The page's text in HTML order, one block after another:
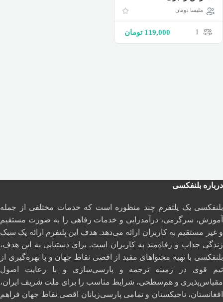
ملیسا دومان
1
119,000 تومان
درباره بلنفکسی
بلنفکسی یک پلتفرم چند منظوره است که خدمات مختلفی از جمله
آموزش، سرگرمی، درآمدزایی و خدمات رفاهی را به صورت مستقیم
و غیر مستقیم به کاربران ارائه می‌دهد. هدف این پلتفرم ارائه یک سبک
زندگی جذاب و رفاه‌مند به کاربران است. برای دستیابی به این هدف،
بلنفکسی با تهیه محتواهای مفید از اقصی نقاط جهان و با بهره‌گیری از
تیم قوی در زمینه ترجمه و پارسی‌سازی و با رعایت اصول
مقیاس‌پذیری و هم‌سطحی، شرایط مناسب را برای ملت شریف ایران،
افغانستان، تاجیکستان و تمامی پارسی‌زبانان اقصی نقاط جهان فراهم